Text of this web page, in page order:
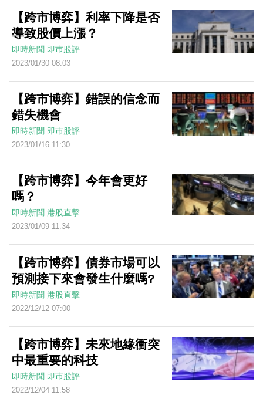
【跨市博弈】利率下降是否
導致股價上漲？
即時新聞 即巿股評
2023/01/30 08:03
【跨市博弈】錯誤的信念而
錯失機會
即時新聞 即巿股評
2023/01/16 11:30
【跨市博弈】今年會更好
嗎？
即時新聞 港股直擊
2023/01/09 11:34
【跨市博弈】債券市場可以
預測接下來會發生什麼嗎?
即時新聞 港股直擊
2022/12/12 07:00
【跨市博弈】未來地緣衝突
中最重要的科技
即時新聞 即巿股評
2022/12/04 11:58